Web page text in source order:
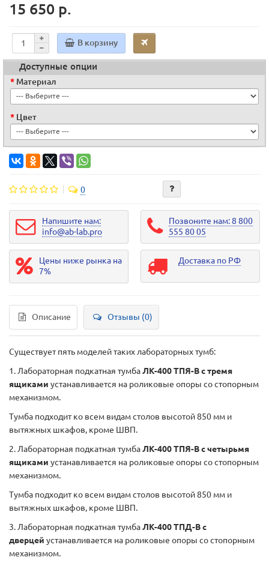
15 650 р.
В корзину
Доступные опции
Материал
Цвет
0
Напишите нам:
info@ab-lab.pro
Позвоните нам: 8 800
555 80 05
Цены ниже рынка на
7%
Доставка по РФ
Описание Отзывы (0)
Существует пять моделей таких лабораторных тумб:
1. Лабораторная подкатная тумбаЛК-400 ТПЯ-В с тремя
ящиками устанавливается на роликовые опоры со стопорным
механизмом.
Тумба подходит ко всем видам столов высотой 850 мм и
вытяжных шкафов, кроме ШВП.
2. Лабораторная подкатная тумбаЛК-400 ТПЯ-В с четырьмя
ящиками устанавливается на роликовые опоры со стопорным
механизмом.
Тумба подходит ко всем видам столов высотой 850 мм и
вытяжных шкафов, кроме ШВП.
3. Лабораторная подкатная тумбаЛК-400 ТПД-В с
дверцей устанавливается на роликовые опоры со стопорным
механизмом.